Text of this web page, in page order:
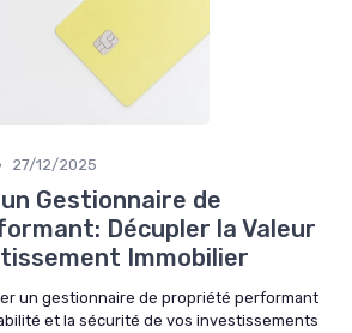
27/12/2025
Gestionnaire de
Décupler la Valeur
Immobilier
un gestionnaire de propriété performant
et la sécurité de vos investissements